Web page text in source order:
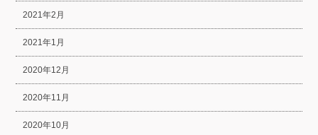
2021年2月
2021年1月
2020年12月
2020年11月
2020年10月